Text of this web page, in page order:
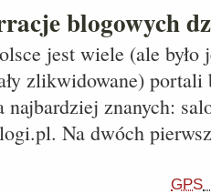
blogowych
jest wiele (ale
zlikwidowane)
najbardziej znanych:
Na dwóch
GPS